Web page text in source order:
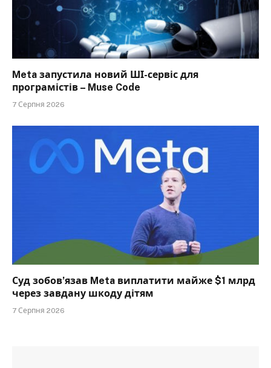
Meta запустила новий ШІ-сервіс для
програмістів – Muse Code
7 Серпня 2026
Суд зобов’язав Meta виплатити майже $1 млрд
через завдану шкоду дітям
7 Серпня 2026